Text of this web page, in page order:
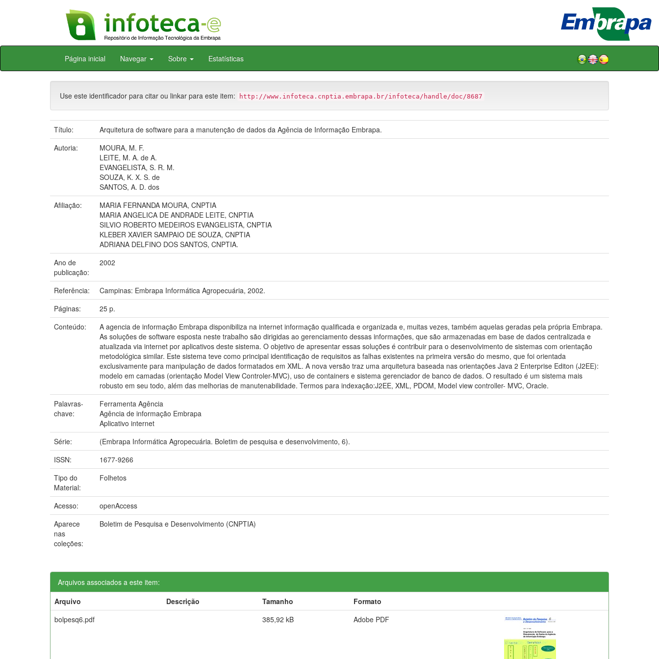
Skip
Página inicial Navegar Sobre Estatísticas
Use este identificador para citar ou linkar para este item: http://www.infoteca.cnptia.embrapa.br/infoteca/handle/doc/8687
Título:
Arquitetura de software para a manutenção de dados da Agência de Informação Embrapa.
Autoria:
MOURA, M. F.
LEITE, M. A. de A.
EVANGELISTA, S. R. M.
SOUZA, K. X. S. de
SANTOS, A. D. dos
Afiliação:
MARIA FERNANDA MOURA, CNPTIA
MARIA ANGELICA DE ANDRADE LEITE, CNPTIA
SILVIO ROBERTO MEDEIROS EVANGELISTA, CNPTIA
KLEBER XAVIER SAMPAIO DE SOUZA, CNPTIA
ADRIANA DELFINO DOS SANTOS, CNPTIA.
Ano de
publicação:
2002
Referência:
Campinas: Embrapa Informática Agropecuária, 2002.
Páginas:
25 p.
Conteúdo:
A agencia de informação Embrapa disponibiliza na internet informação qualificada e organizada e, muitas vezes, também aquelas geradas pela própria Embrapa.
As soluções de software esposta neste trabalho são dirigidas ao gerenciamento dessas informações, que são armazenadas em base de dados centralizada e
atualizada via internet por aplicativos deste sistema. O objetivo de apresentar essas soluções é contribuir para o desenvolvimento de sistemas com orientação
metodológica similar. Este sistema teve como principal identificação de requisitos as falhas existentes na primeira versão do mesmo, que foi orientada
exclusivamente para manipulação de dados formatados em XML. A nova versão traz uma arquitetura baseada nas orientações Java 2 Enterprise Editon (J2EE):
modelo em camadas (orientação Model View Controler-MVC), uso de containers e sistema gerenciador de banco de dados. O resultado é um sistema mais
robusto em seu todo, além das melhorias de manutenabilidade. Termos para indexação:J2EE, XML, PDOM, Model view controller- MVC, Oracle.
Palavras-
chave:
Ferramenta Agência
Agência de informação Embrapa
Aplicativo internet
Série:
(Embrapa Informática Agropecuária. Boletim de pesquisa e desenvolvimento, 6).
ISSN:
1677-9266
Tipo do
Material:
Folhetos
Acesso:
openAccess
Aparece
nas
coleções:
Boletim de Pesquisa e Desenvolvimento (CNPTIA)
Arquivos associados a este item:
Arquivo
Descrição Tamanho
Formato
bolpesq6.pdf
385,92 kB Adobe PDF